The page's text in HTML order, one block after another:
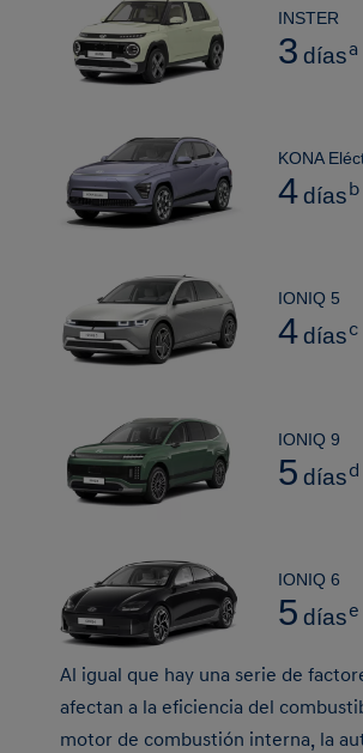
INSTER
3 díasa
KONA
4 díasb
IONIQ 5
4 díasc
IONIQ 9
5 díasd
IONIQ 6
5 díase
Al igual que hay una serie de
afectan a la eficiencia del
motor de combustión interna, la